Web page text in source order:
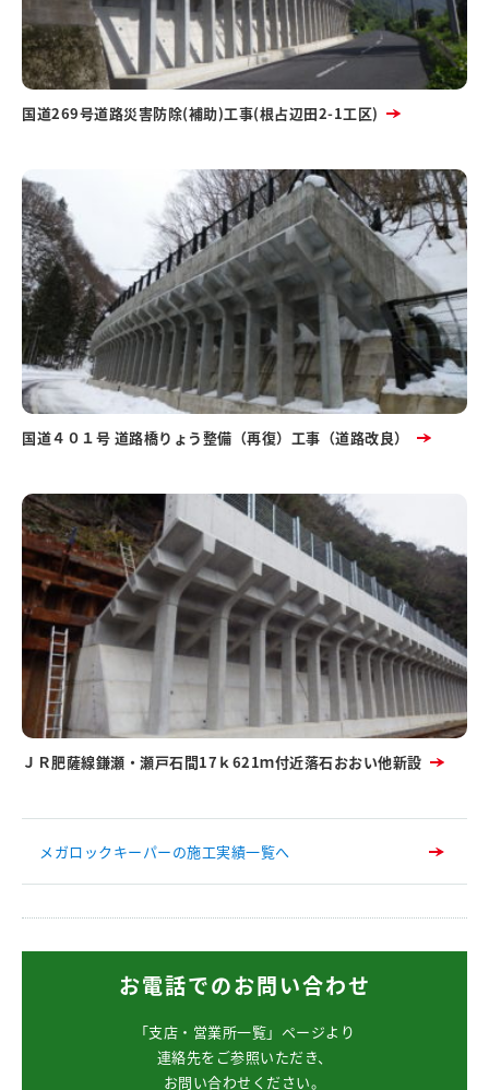
国道269号道路災害防除(補助)工事(根占辺田2-1工区)
国道４０１号 道路橋りょう整備（再復）工事（道路改良）
ＪＲ肥薩線鎌瀬・瀬戸石間17ｋ621ｍ付近落石おおい他新設
メガロックキーパーの施工実績一覧へ
お電話でのお問い合わせ
「支店・営業所一覧」ページより
連絡先をご参照いただき、
お問い合わせください。